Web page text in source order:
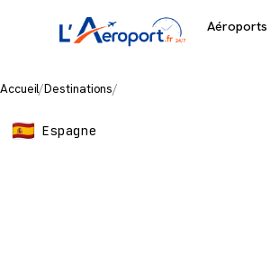
Aéroports
Accueil/Destinations/
Espagne